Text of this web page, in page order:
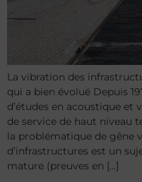
La vibration des
qui a bien évolué Depuis
d’études en acoustique et
de service de haut niveau
la problématique de gêne
d’infrastructures est un
mature (preuves en […]